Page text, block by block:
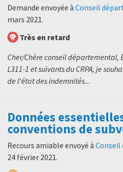
Demande envoyée à Conseil
mars 2021.
Très en retard
Cher/Chère conseil
L311-1 et suivants du CRPA, je
de l'état des indemnités...
Données
conventions de
Recours amiable envoyé à
24 février 2021.